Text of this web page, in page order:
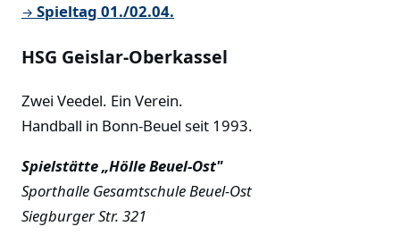
→ Spieltag 01./02.04.
HSG Geislar-Oberkassel
Zwei Veedel. Ein Verein.
Handball in Bonn-Beuel seit 1993.
Spielstätte „Hölle Beuel-Ost"
Sporthalle Gesamtschule Beuel-Ost
Siegburger Str. 321